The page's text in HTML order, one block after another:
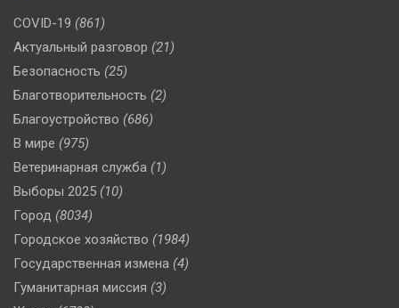
COVID-19 (861)
Актуальный разговор (21)
Безопасность (25)
Благотворительность (2)
Благоустройство (686)
В мире (975)
Ветеринарная служба (1)
Выборы 2025 (10)
Город (8034)
Городское хозяйство (1984)
Государственная измена (4)
Гуманитарная миссия (3)